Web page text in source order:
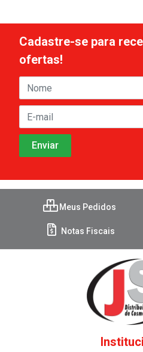
Cadastre-se para
ofertas!
Meus Pedidos
Notas Fiscais